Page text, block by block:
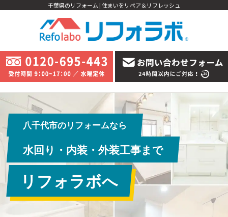
千葉県のリフォーム | 住まいをリペア＆リフレッシュ
八千代市のリフォームなら
水回り・内装・外装工事まで
リフォラボへ